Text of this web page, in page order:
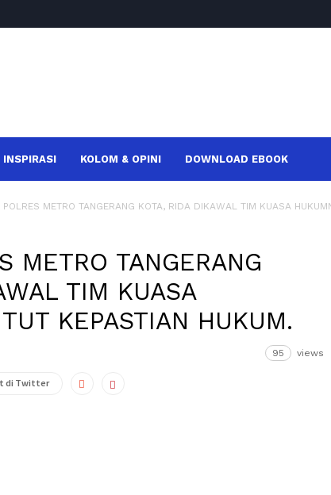
INSPIRASI KOLOM & OPINI DOWNLOAD EBOOK
POLRES METRO TANGERANG KOTA, RIDA DIKAWAL TIM KUASA
METRO TANGERANG
TIM KUASA
KEPASTIAN HUKUM.
95 views
di Twitter